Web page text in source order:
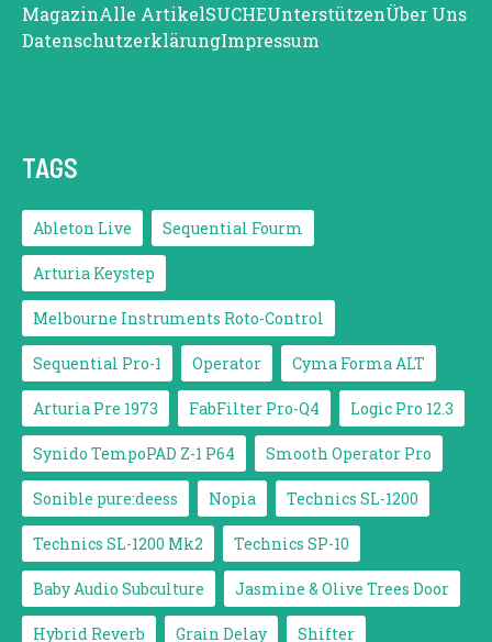
MagazinAlle ArtikelSUCHEUnterstützenÜber Uns
DatenschutzerklärungImpressum
TAGS
Ableton Live Sequential Fourm
Arturia Keystep
Melbourne Instruments Roto-Control
Sequential Pro-1 Operator Cyma Forma ALT
Arturia Pre 1973 FabFilter Pro-Q4 Logic Pro 12.3
Synido TempoPAD Z-1 P64 Smooth Operator Pro
Sonible pure:deess Nopia Technics SL-1200
Technics SL-1200 Mk2 Technics SP-10
Baby Audio Subculture Jasmine & Olive Trees Door
Hybrid Reverb Grain Delay Shifter